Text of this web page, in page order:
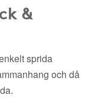
&
sprida
och då